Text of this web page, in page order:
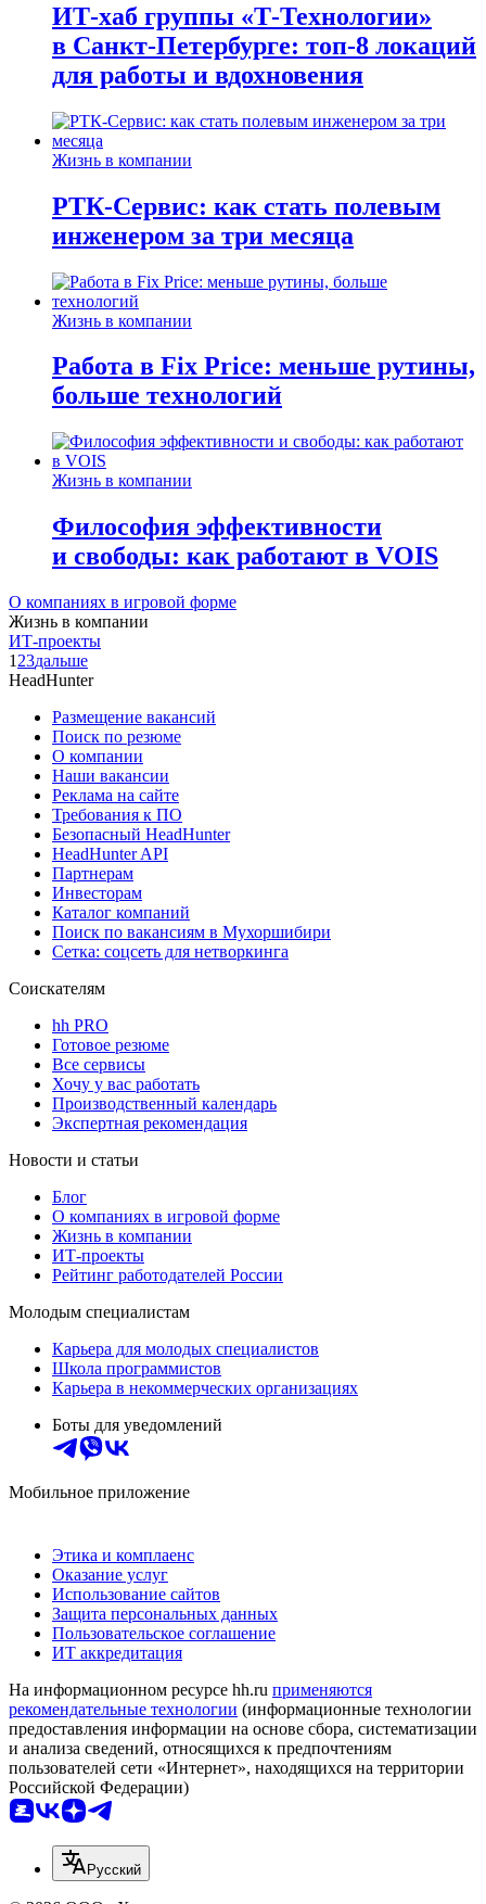
ИТ-хаб группы «Т-Технологии»
в Санкт-Петербурге: топ-8 локаций
для работы и вдохновения
Жизнь в компании
РТК-Сервис: как стать полевым
инженером за три месяца
Жизнь в компании
Работа в Fix Price: меньше рутины,
больше технологий
Жизнь в компании
Философия эффективности
и свободы: как работают в VOIS
О компаниях в игровой форме
Жизнь в компании
ИТ-проекты
1 23дальше
HeadHunter
Размещение вакансий
Поиск по резюме
О компании
Наши вакансии
Реклама на сайте
Требования к ПО
Безопасный HeadHunter
HeadHunter API
Партнерам
Инвесторам
Каталог компаний
Поиск по вакансиям в Мухоршибири
Сетка: соцсеть для нетворкинга
Соискателям
hh PRO
Готовое резюме
Все сервисы
Хочу у вас работать
Производственный календарь
Экспертная рекомендация
Новости и статьи
Блог
О компаниях в игровой форме
Жизнь в компании
ИТ-проекты
Рейтинг работодателей России
Молодым специалистам
Карьера для молодых специалистов
Школа программистов
Карьера в некоммерческих организациях
Боты для уведомлений
Мобильное приложение
Этика и комплаенс
Оказание услуг
Использование сайтов
Защита персональных данных
Пользовательское соглашение
ИТ аккредитация
На информационном ресурсе hh.ru применяются
рекомендательные технологии (информационные технологии
предоставления информации на основе сбора, систематизации
и анализа сведений, относящихся к предпочтениям
пользователей сети «Интернет», находящихся на территории
Российской Федерации)
Русский